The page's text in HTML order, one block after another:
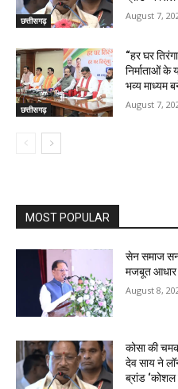
छत्तीसगढ़ August 7,
छत्तीसगढ़
“हर घर
निर्माताओं
भव्य माध्यम
August 7,
MOST POPULAR
सेन समाज
मजबूत आधार
August 8,
कोसा की
देव साय ने
ब्रांड ‘कोशल